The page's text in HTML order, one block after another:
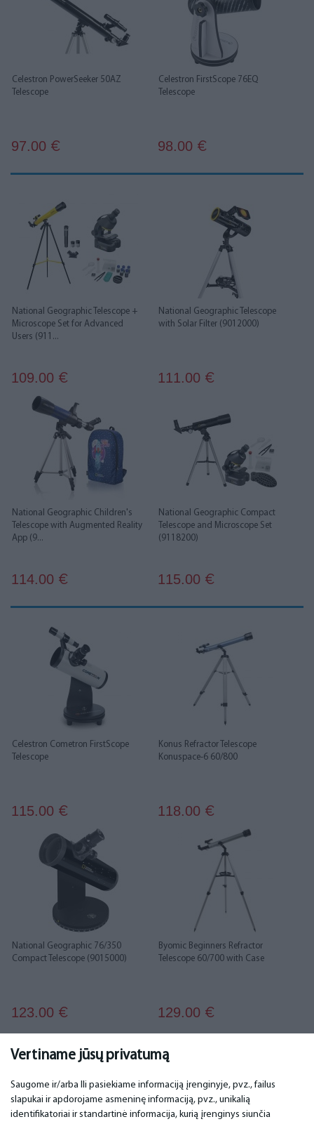
Vertiname jūsų privatumą
Saugome ir/arba Ili pasiekiame informaciją įrenginyje, pvz., failus
slapukai ir apdorojame asmeninę informaciją, pvz., unikalią
identifikatoriai ir standartinė informacija, kurią įrenginys siunčia
Celestron PowerSeeker 50AZ
Telescope
97.00 €
Celestron FirstScope 76EQ
Telescope
98.00 €
National Geographic Telescope +
Microscope Set for Advanced
Users (911...
109.00 €
National Geographic Telescope
with Solar Filter (9012000)
111.00 €
National Geographic Children's
Telescope with Augmented Reality
App (9...
114.00 €
National Geographic Compact
Telescope and Microscope Set
(9118200)
115.00 €
Celestron Cometron FirstScope
Telescope
115.00 €
Konus Refractor Telescope
Konuspace-6 60/800
118.00 €
National Geographic 76/350
Compact Telescope (9015000)
123.00 €
Byomic Beginners Refractor
Telescope 60/700 with Case
129.00 €
1 2 3
SVARBU KONTAKTINIAI DUOMENYS